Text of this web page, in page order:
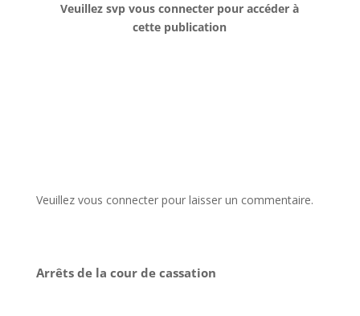
Veuillez svp vous connecter pour accéder à
cette publication
Veuillez vous connecter pour laisser un commentaire.
Arrêts de la cour de cassation